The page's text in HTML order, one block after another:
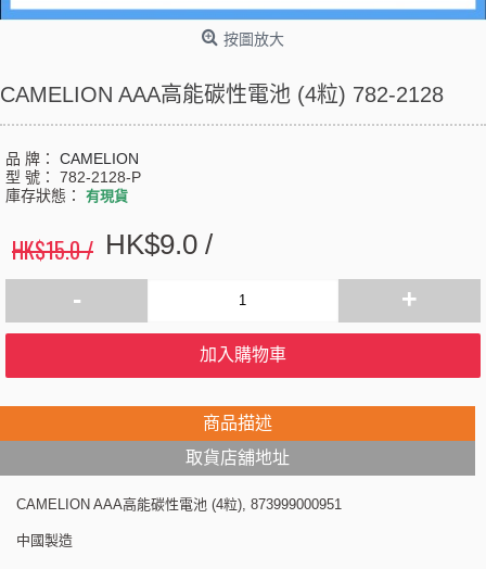
按圖放大
CAMELION AAA高能碳性電池 (4粒) 782-2128
品 牌： CAMELION
型 號： 782-2128-P
庫存狀態： 有現貨
HK$15.0 / HK$9.0 /
- +
加入購物車
商品描述
取貨店舖地址
CAMELION AAA高能碳性電池 (4粒), 873999000951
中國製造